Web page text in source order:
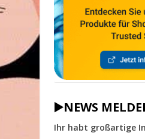
▶️NEWS
Ihr habt großartige